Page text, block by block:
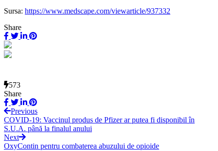
Sursa: https://www.medscape.com/viewarticle/937332
Share
573
Share
Previous
COVID-19: Vaccinul produs de Pfizer ar putea fi disponibil în
S.U.A. până la finalul anului
Next
OxyContin pentru combaterea abuzului de opioide